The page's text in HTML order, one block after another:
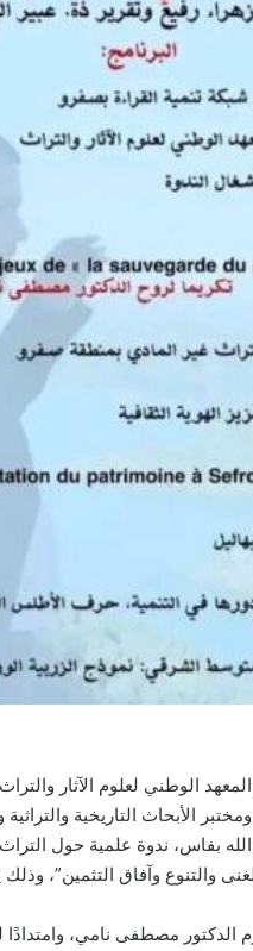
الوطني لعلوم الآثار
الأبحاث التاريخية والتراثية
بفاس، ندوة علمية حول
الدكتور مصطفى نامي،